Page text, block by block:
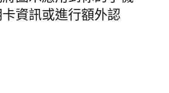
資訊或進行額外認